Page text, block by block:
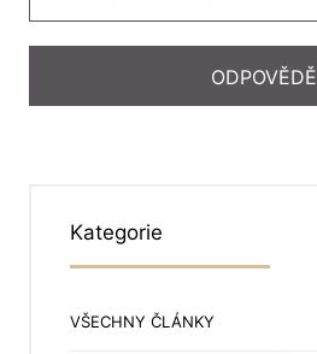
Kategorie
VŠECHNY ČLÁNKY